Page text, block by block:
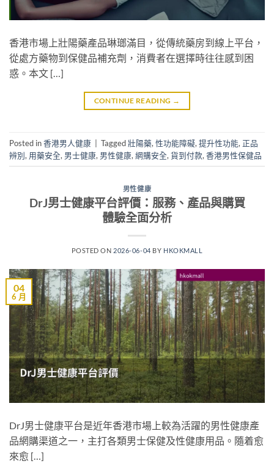
香港市場上壯陽藥產品琳瑯滿目，從傳統藥房到線上平台，
從處方藥物到保健品補充劑，消費者在選擇時往往感到困
惑。本文 […]
CONTINUE READING →
Posted in香港男人健康 | Tagged壯陽藥, 性功能障礙, 提升性功能, 正品
辨別, 用藥安全, 男士健康, 男性健康, 網購安全, 貨到付款, 香港男性保健品
男性健康
DrJ男士健康平台評價：服務、產品與購買
體驗全面分析
POSTED ON 2026-06-04 BY HKOKMALL
04
6 月
DrJ男士健康平台是近年香港市場上較為活躍的男性健康產
品網購渠道之一，主打各類男士保健及性健康用品。隨着愈
來愈 […]